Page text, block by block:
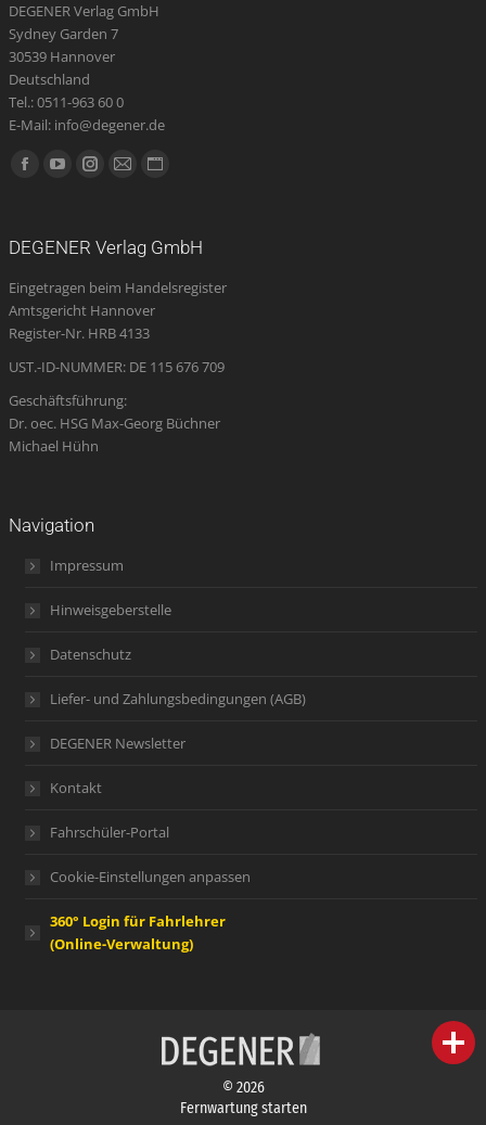
DEGENER Verlag GmbH
Sydney Garden 7
30539 Hannover
Deutschland
Tel.: 0511-963 60 0
E-Mail: info@degener.de
Finden Sie uns auf:
Facebook
new
window
YouTube
new
window
Instagram
new
window
E-
opens
in
new
Website
new
DEGENER Verlag GmbH
Eingetragen beim Handelsregister
Amtsgericht Hannover
Register-Nr. HRB 4133
UST.-ID-NUMMER: DE 115 676 709
Geschäftsführung:
Dr. oec. HSG Max-Georg Büchner
Michael Hühn
Navigation
Impressum
Hinweisgeberstelle
Datenschutz
Liefer- und Zahlungsbedingungen (AGB)
DEGENER Newsletter
Kontakt
Fahrschüler-Portal
Cookie-Einstellungen anpassen
360° Login für Fahrlehrer
(Online-Verwaltung)
© 2026
Fernwartung starten
person IHR FACHBERATER
campaign